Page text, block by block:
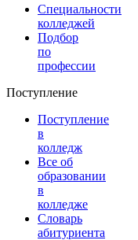
Специальности
колледжей
Подбор
по
профессии
Поступление
Поступление
в
колледж
Все об
образовании
в
колледже
Словарь
абитуриента